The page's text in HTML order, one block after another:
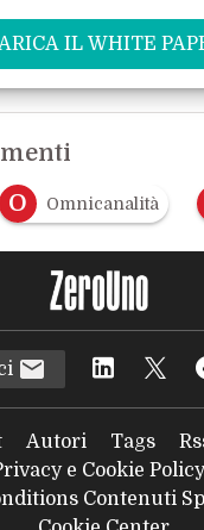
O Omnicanalità
Autori Tags
e Cookie
Contenuti